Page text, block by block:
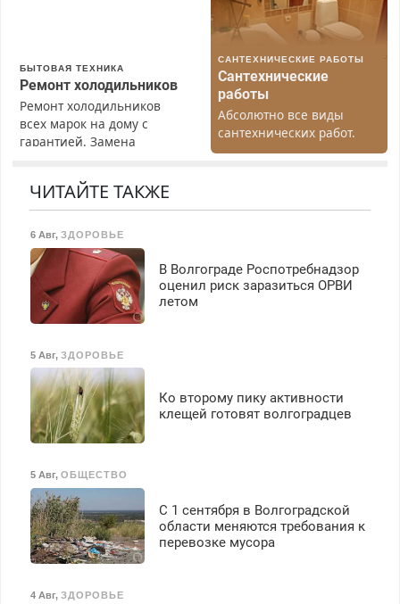
БЫТОВАЯ ТЕХНИКА
Ремонт холодильников
Ремонт холодильников
всех марок на дому с
гарантией. Замена
Недорого. Без выходных.
Все районы. Скидка.
Вызов бесплатный.
САНТЕХНИЧЕСКИЕ РАБОТЫ
Сантехнические
работы
Абсолютно все виды
сантехнических работ.
Быстро. Качественно.
ЧИТАЙТЕ ТАКЖЕ
6 Авг, ЗДОРОВЬЕ
В Волгограде Роспотребнадзор
оценил риск заразиться ОРВИ
летом
5 Авг, ЗДОРОВЬЕ
Ко второму пику активности
клещей готовят волгоградцев
5 Авг, ОБЩЕСТВО
С 1 сентября в Волгоградской
области меняются требования к
перевозке мусора
4 Авг, ЗДОРОВЬЕ